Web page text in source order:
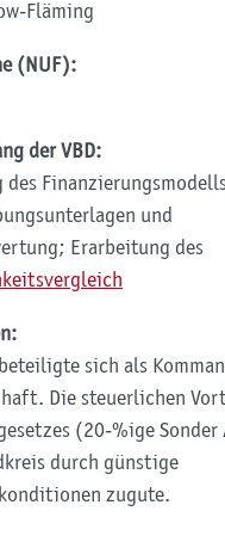
Fläming
(NUF):
der VBD:
und
Erarbeitung des
sich als
Die steuerlichen
(20-%ige Sonder
durch günstige
zugute.